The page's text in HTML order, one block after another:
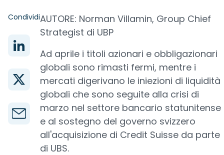
CondividiAUTORE: Norman Villamin, Group Chief
Strategist di UBP
Ad aprile i titoli azionari e obbligazionari
globali sono rimasti fermi, mentre i
mercati digerivano le iniezioni di liquidità
globali che sono seguite alla crisi di
marzo nel settore bancario statunitense
e al sostegno del governo svizzero
all'acquisizione di Credit Suisse da parte
di UBS.